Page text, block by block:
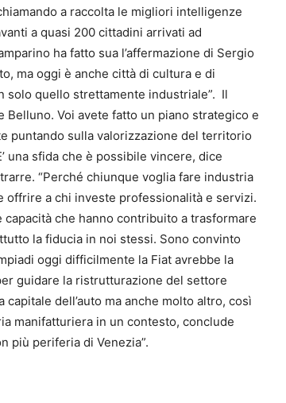
a raccolta le migliori intelligenze
a quasi 200 cittadini arrivati ad
ha fatto sua l’affermazione di Sergio
ma oggi è anche città di cultura e di
solo quello strettamente industriale”. Il
Belluno. Voi avete fatto un piano strategico e
puntando sulla valorizzazione del territorio
una sfida che è possibile vincere, dice
“Perché chiunque voglia fare industria
offrire a chi investe professionalità e servizi.
che hanno contribuito a trasformare
la fiducia in noi stessi. Sono convinto
oggi difficilmente la Fiat avrebbe la
guidare la ristrutturazione del settore
dell’auto ma anche molto altro, così
manifatturiera in un contesto, conclude
più periferia di Venezia”.